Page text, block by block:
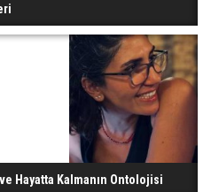
Hayatta Kalmanın Ontolojisi